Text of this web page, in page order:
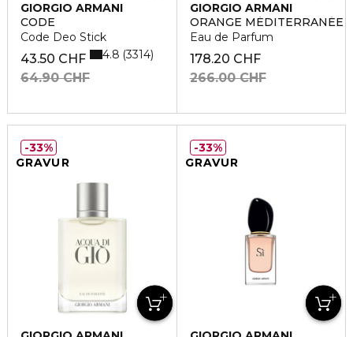
GIORGIO ARMANI
CODE
Code Deo Stick
43.50 CHF
64.90 CHF
4.8 3314
GIORGIO ARMANI
ORANGE MÉDITERRANÉE
Eau de Parfum
178.20 CHF
266.00 CHF
GRAVUR
33%
GRAVUR
33%